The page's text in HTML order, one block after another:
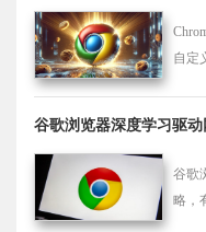
自定
谷歌浏览器深度学习驱
谷歌
略，